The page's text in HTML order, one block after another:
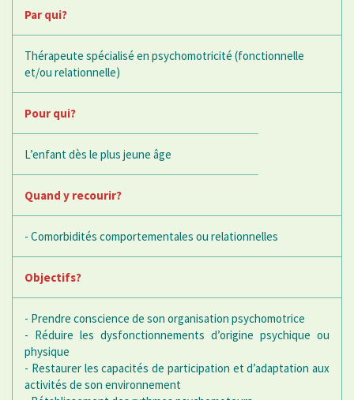
Par qui?
Thérapeute spécialisé en psychomotricité (fonctionnelle
et/ou relationnelle)
Pour qui?
L’enfant dès le plus jeune âge
Quand y recourir?
- Comorbidités comportementales ou relationnelles
Objectifs?
- Prendre conscience de son organisation psychomotrice
- Réduire les dysfonctionnements d’origine psychique ou
physique
- Restaurer les capacités de participation et d’adaptation aux
activités de son environnement